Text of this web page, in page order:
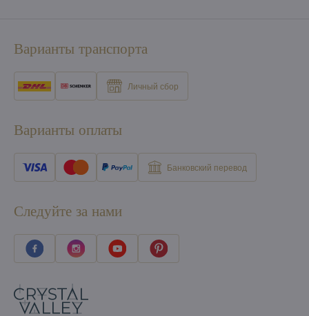
Варианты транспорта
Личный сбор
Варианты оплаты
Банковский перевод
Следуйте за нами